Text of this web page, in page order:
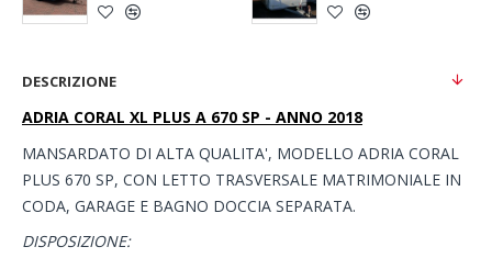
DESCRIZIONE
ADRIA CORAL XL PLUS A 670 SP - ANNO 2018
MANSARDATO DI ALTA QUALITA', MODELLO ADRIA CORAL
PLUS 670 SP, CON LETTO TRASVERSALE MATRIMONIALE IN
CODA, GARAGE E BAGNO DOCCIA SEPARATA.
DISPOSIZIONE: